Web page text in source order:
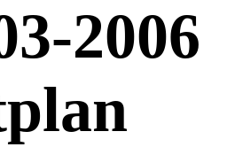
2006